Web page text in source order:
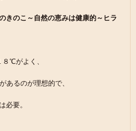
きのこ～自然の恵みは健康的～ヒラ
℃がよく、
あるのが理想的で、
必要。